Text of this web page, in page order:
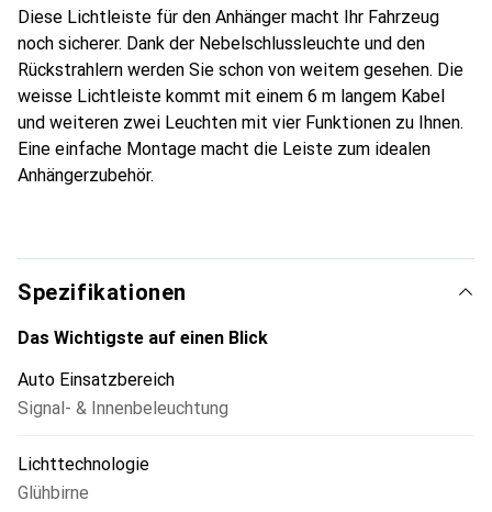
Diese Lichtleiste für den Anhänger macht Ihr Fahrzeug
noch sicherer. Dank der Nebelschlussleuchte und den
Rückstrahlern werden Sie schon von weitem gesehen. Die
weisse Lichtleiste kommt mit einem 6 m langem Kabel
und weiteren zwei Leuchten mit vier Funktionen zu Ihnen.
Eine einfache Montage macht die Leiste zum idealen
Anhängerzubehör.
Spezifikationen
Das Wichtigste auf einen Blick
Auto Einsatzbereich
Signal- & Innenbeleuchtung
Lichttechnologie
Glühbirne